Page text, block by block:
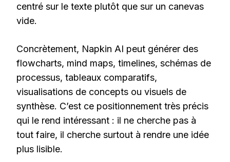
centré sur le texte plutôt que sur un canevas
vide.
Concrètement, Napkin AI peut générer des
flowcharts, mind maps, timelines, schémas de
processus, tableaux comparatifs,
visualisations de concepts ou visuels de
synthèse. C’est ce positionnement très précis
qui le rend intéressant : il ne cherche pas à
tout faire, il cherche surtout à rendre une idée
plus lisible.